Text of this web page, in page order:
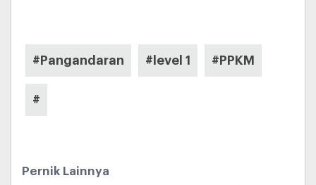
#Pangandaran #level 1 #PPKM
#
Pernik Lainnya